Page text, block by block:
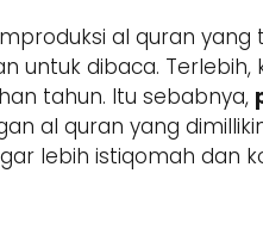
al quran
untuk dibaca.
tahun. Itu sebabnya,
al quran yang
lebih istiqomah dan